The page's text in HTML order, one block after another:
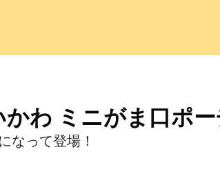
かわ ミニがま口ポ
なって登場！